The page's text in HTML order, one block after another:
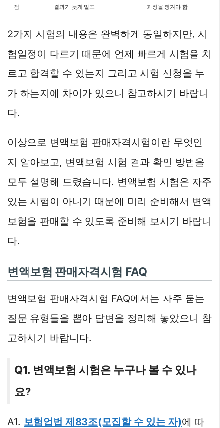
점
결과가 늦게 발표
과정을 챙겨야 함
2가지 시험의 내용은 완벽하게 동일하지만, 시
험일정이 다르기 때문에 언제 빠르게 시험을 치
르고 합격할 수 있는지 그리고 시험 신청을 누
가 하는지에 차이가 있으니 참고하시기 바랍니
다.
이상으로 변액보험 판매자격시험이란 무엇인
지 알아보고, 변액보험 시험 결과 확인 방법을
모두 설명해 드렸습니다. 변액보험 시험은 자주
있는 시험이 아니기 때문에 미리 준비해서 변액
보험을 판매할 수 있도록 준비해 보시기 바랍니
다.
변액보험 판매자격시험 FAQ
변액보험 판매자격시험 FAQ에서는 자주 묻는
질문 유형들을 뽑아 답변을 정리해 놓았으니 참
고하시기 바랍니다.
Q1. 변액보험 시험은 누구나 볼 수 있나
요?
A1. 보험업법 제83조(모집할 수 있는 자)에 따